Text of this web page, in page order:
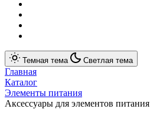
Темная тема Светлая тема
Главная
Каталог
Элементы питания
Аксессуары для элементов питания